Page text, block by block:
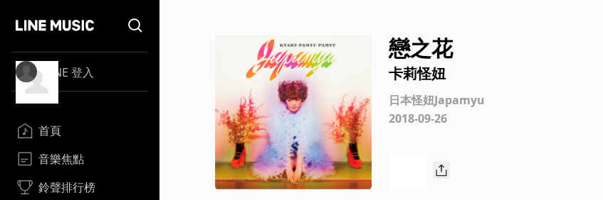
LINE 登入
首頁
音樂焦點
鈴聲排行榜
戀之花
卡莉怪妞
日本怪妞Japamyu
2018-09-26